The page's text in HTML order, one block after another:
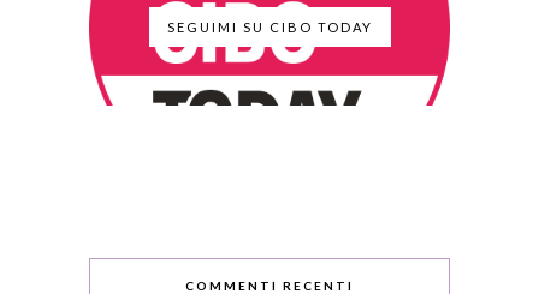
SEGUIMI SU CIBO TODAY
COMMENTI RECENTI